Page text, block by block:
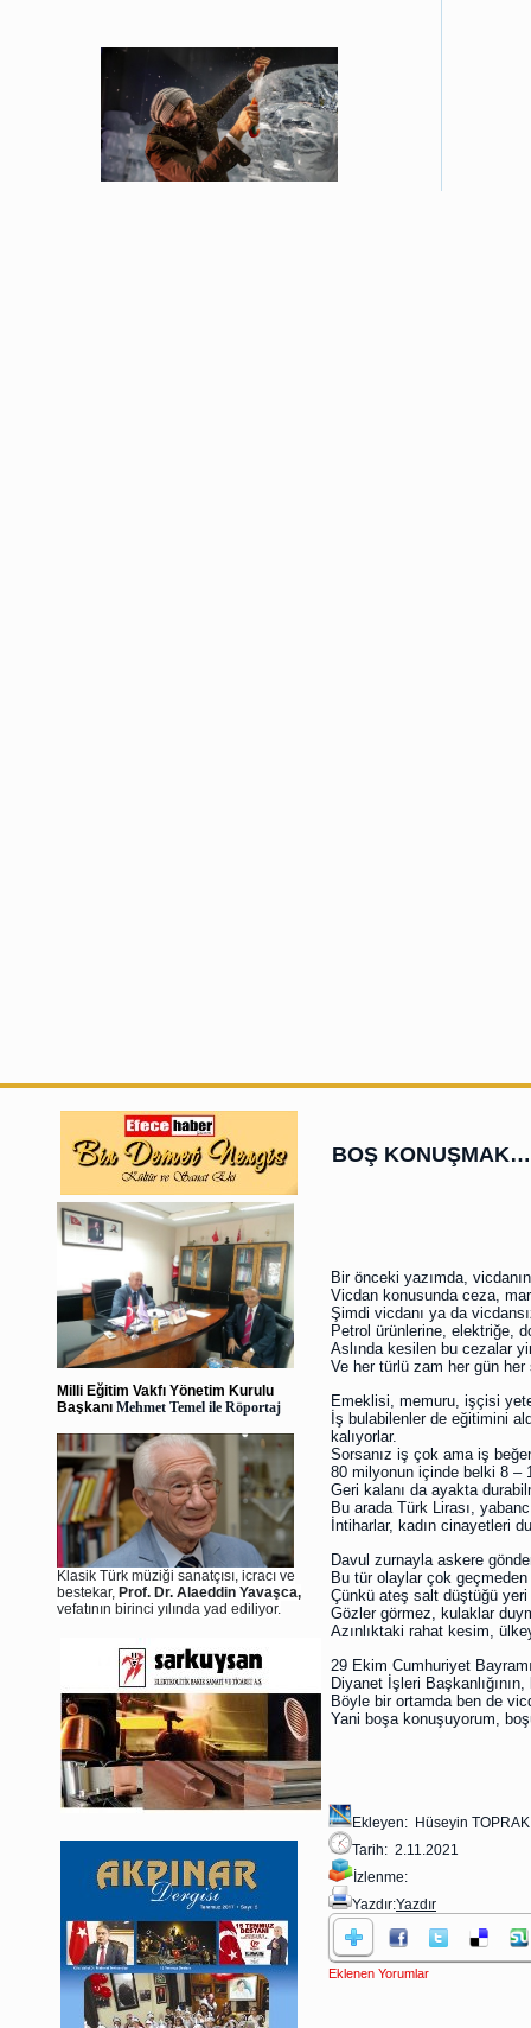
Milli Eğitim Vakfı Yönetim Kurulu
Başkanı Mehmet Temel ile Röportaj
Klasik Türk müziği sanatçısı, icracı ve
bestekar, Prof. Dr. Alaeddin Yavaşca,
vefatının birinci yılında yad ediliyor.
BOŞ KONUŞMAK…
Bir önceki yazımda,
Vicdan konusunda ceza,
Şimdi vicdanı ya da
Petrol ürünlerine, elektriğe,
Aslında kesilen bu cezalar
Ve her türlü zam her gün
Emeklisi, memuru, işçisi
İş bulabilenler de eğitimini
kalıyorlar.
Sorsanız iş çok ama iş
80 milyonun içinde belki 8 –
Geri kalanı da ayakta
Bu arada Türk Lirası,
İntiharlar, kadın cinayetleri
Davul zurnayla askere
Bu tür olaylar çok
Çünkü ateş salt düştüğü yeri
Gözler görmez, kulaklar
Azınlıktaki rahat kesim,
29 Ekim Cumhuriyet
Diyanet İşleri
Böyle bir ortamda ben de
Yani boşa konuşuyorum,
Ekleyen: Hüseyin TOPRAK
Tarih: 2.11.2021
İzlenme:
Yazdır:Yazdır
Eklenen Yorumlar